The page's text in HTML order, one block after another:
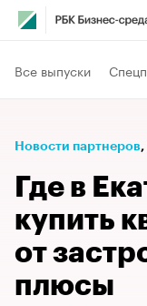
Все выпуски
Новости партнеров⁠,
Где в
купить
от
плюсы